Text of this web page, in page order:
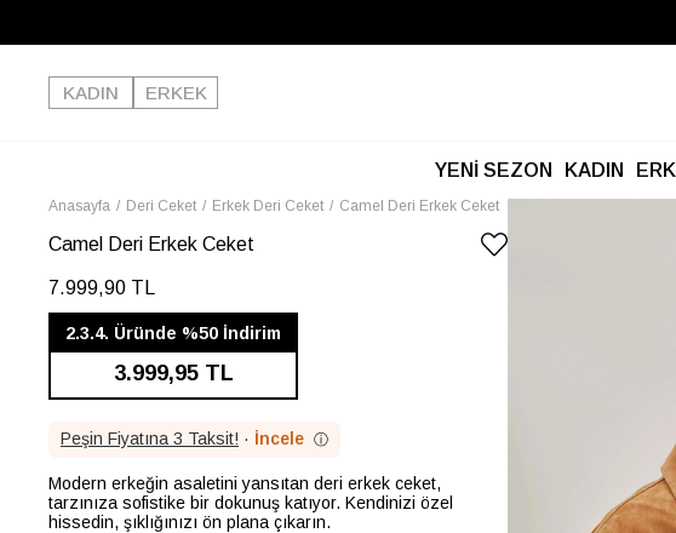
KADIN
ERKEK
YENİ SEZON KADIN
Anasayfa Deri Ceket Erkek Deri Ceket Camel Deri Erkek Ceket
Camel Deri Erkek Ceket
7.999,90 TL
2.3.4. Üründe %50 İndirim
3.999,95 TL
Peşin Fiyatına 3 Taksit! · İncele ⓘ
Modern erkeğin asaletini yansıtan deri erkek ceket,
tarzınıza sofistike bir dokunuş katıyor. Kendinizi özel
hissedin, şıklığınızı ön plana çıkarın.